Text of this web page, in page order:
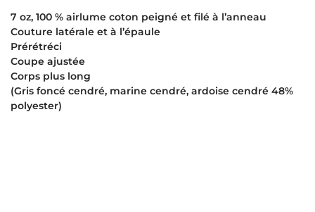
7 oz, 100 % airlume coton peigné et filé à l’anneau
Couture latérale et à l’épaule
Prérétréci
Coupe ajustée
Corps plus long
(Gris foncé cendré, marine cendré, ardoise cendré 48%
polyester)